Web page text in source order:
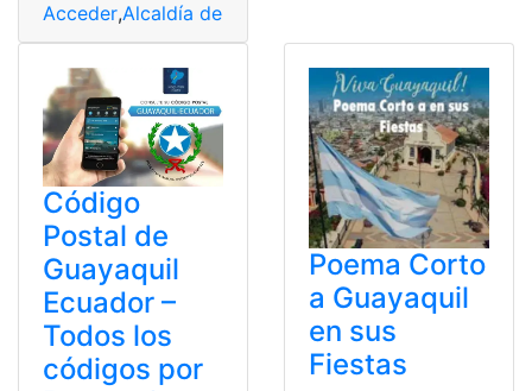
Acceder,Alcaldía de Guayaquil
Código
Postal de
Guayaquil
Ecuador –
Todos los
códigos por
Poema Corto
a Guayaquil
en sus
Fiestas